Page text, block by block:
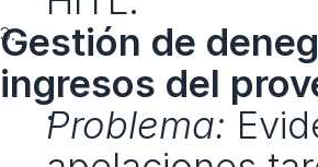
Gestión de
ingresos del
Problema: